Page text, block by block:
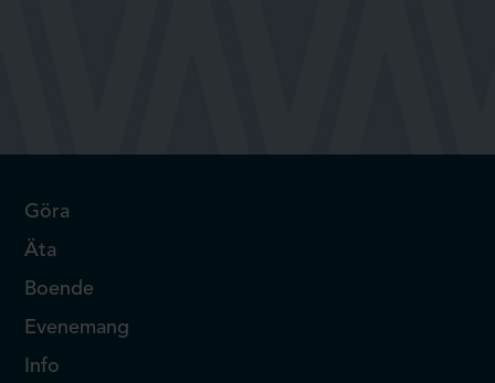
Göra
Äta
Boende
Evenemang
Info